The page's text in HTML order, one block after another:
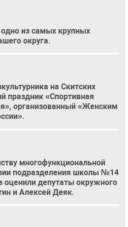
из самых крупных
округа.
на Скитских
праздник «Спортивная
организованный «Женским
многофункциональной
подразделения школы №14
оценили депутаты окружного
и Алексей Деяк.